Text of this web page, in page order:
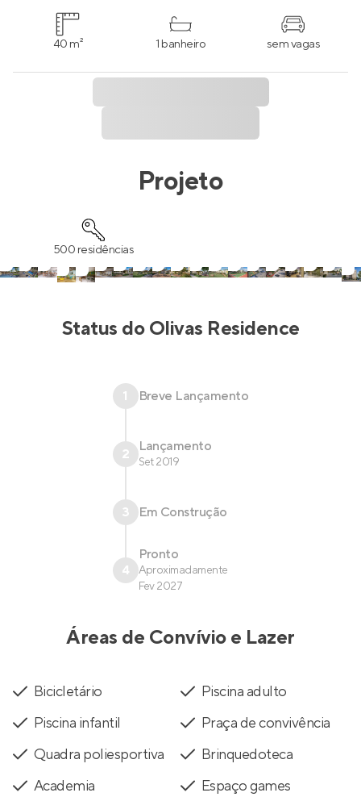
40 m² 1 banheiro sem vagas
Projeto
500 residências
Status doOlivas Residence
1 Breve Lançamento
2 Lançamento
Set 2019
3 Em Construção
4
Pronto
Aproximadamente
Fev 2027
Áreas de Convívio e Lazer
Bicicletário
Piscina adulto
Piscina infantil
Praça de convivência
Quadra poliesportiva
Brinquedoteca
Academia
Espaço games